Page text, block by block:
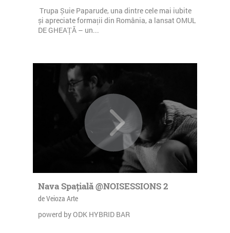
Trupa Șuie Paparude, una dintre cele mai iubite
și apreciate formații din România, a lansat OMUL
DE GHEAȚĂ – un...
Nava Spațială @NOISESSIONS 2
de Veioza Arte
powerd by ODK HYBRID BAR